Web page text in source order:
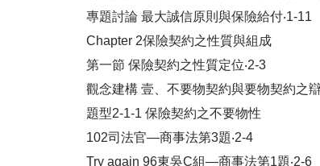
專題討論 最大誠信原則與保險給付‧1-11
Chapter 2保險契約之性質與組成
第一節 保險契約之性質定位‧2-3
觀念建構 壹、不要物契約與要物契約之
題型2-1-1 保險契約之不要物性
102司法官―商事法第3題‧2-4
Try again 96東吳C組―商事法第1題‧2-6